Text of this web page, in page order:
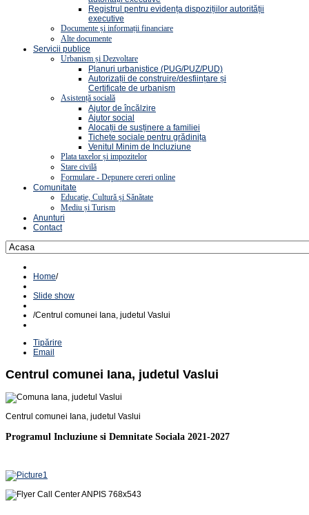
Registrul pentru evidența dispozițiilor autorității
executive
Documente și informații financiare
Alte documente
Servicii publice
Urbanism și Dezvoltare
Planuri urbanistice (PUG/PUZ/PUD)
Autorizații de construire/desființare și
Certificate de urbanism
Asistență socială
Ajutor de încălzire
Ajutor social
Alocații de susținere a familiei
Tichete sociale pentru grădinița
Venitul Minim de Incluziune
Plata taxelor și impozitelor
Stare civilă
Formulare - Depunere cereri online
Comunitate
Educație, Cultură și Sănătate
Mediu și Turism
Anunturi
Contact
Home/
Slide show
/Centrul comunei Iana, judetul Vaslui
Tipărire
Email
Centrul comunei Iana, judetul Vaslui
Centrul comunei Iana, judetul Vaslui
Programul Incluziune si Demnitate Sociala 2021-2027